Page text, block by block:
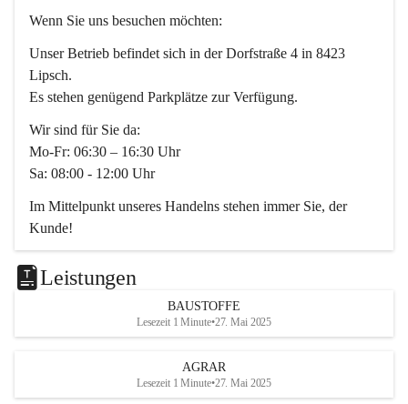
Wenn Sie uns besuchen möchten:
Unser Betrieb befindet sich in der Dorfstraße 4 in 8423
Lipsch.
Es stehen genügend Parkplätze zur Verfügung.
Wir sind für Sie da:
Mo-Fr: 06:30 – 16:30 Uhr
Sa: 08:00 - 12:00 Uhr
Im Mittelpunkt unseres Handelns stehen immer Sie, der
Kunde!
Das Team ist freundlich, motiviert und bestens geschult in
den Bereichen
Beratung, Lager sowie Transport. Für alle Ihre Anliegen
finden wir eine individuelle Lösung.
office@mayer-lipsch.at
Leistungen
BAUSTOFFE
Lesezeit 1 Minute•27. Mai 2025
AGRAR
Lesezeit 1 Minute•27. Mai 2025